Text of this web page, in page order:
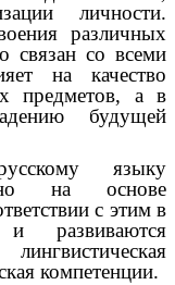
личности.
различных
связан со всеми
на качество
предметов, а в
будущей
языку
на основе
с этим в
развиваются
компетенции.